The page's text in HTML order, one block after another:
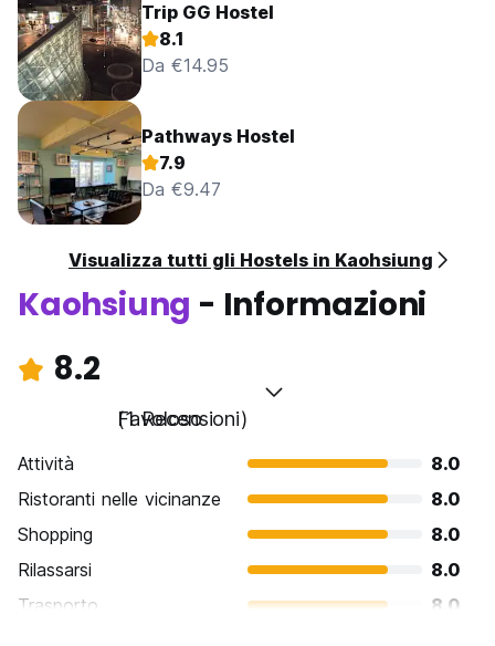
Trip GG Hostel
8.1
Da €14.95
Pathways Hostel
7.9
Da €9.47
Visualizza tutti gli Hostels in Kaohsiung
Kaohsiung - Informazioni
8.2
Favoloso
(1 Recensioni)
Attività
8.0
Ristoranti nelle vicinanze
8.0
Shopping
8.0
Rilassarsi
8.0
Trasporto
8.0